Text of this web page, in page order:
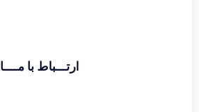
ارتـــباط با مــــا